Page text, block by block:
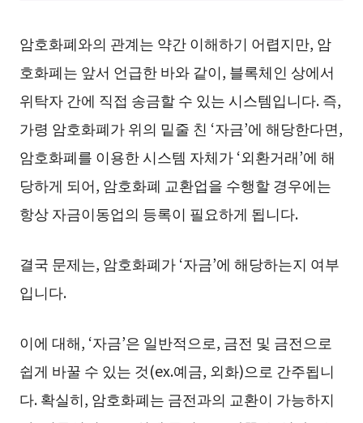
암호화폐와의 관계는 약간 이해하기 어렵지만, 암
호화폐는 앞서 언급한 바와 같이, 블록체인 상에서
위탁자 간에 직접 송금할 수 있는 시스템입니다. 즉,
가령 암호화폐가 위의 밑줄 친 ‘자금’에 해당한다면,
암호화폐를 이용한 시스템 자체가 ‘외환거래’에 해
당하게 되어, 암호화폐 교환업을 수행할 경우에는
항상 자금이동업의 등록이 필요하게 됩니다.
결국 문제는, 암호화폐가 ‘자금’에 해당하는지 여부
입니다.
이에 대해, ‘자금’은 일반적으로, 금전 및 금전으로
쉽게 바꿀 수 있는 것(ex.예금, 외화)으로 간주됩니
다. 확실히, 암호화폐는 금전과의 교환이 가능하지